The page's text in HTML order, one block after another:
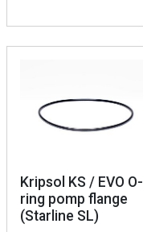
Kripsol KS / EVO O-
ring pomp flange
(Starline SL)